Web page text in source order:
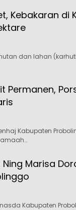
Kebakaran di
hutan dan lahan
Permanen,
Kabupaten
Marisa
Kabupaten